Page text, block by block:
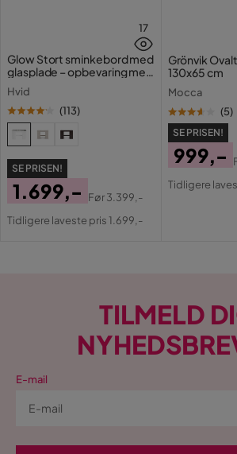
17
Glow Stort sminkebord med
glasplade – opbevaring med
skuffer og rum 120 cm
Hvid
(113)
SE PRISEN!
Pris
1.699,-
Original
Før3.399,-
Tidligere laveste pris 1.699,-
Grönvik
130x65 cm
Mocca
(5)
SE PRISEN!
Pris
999,-
Tidligere
TILMELD
E-mail